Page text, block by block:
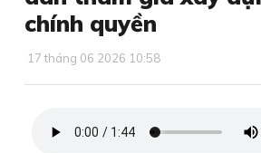
chính quyền
17 tháng 06 2026 10:58